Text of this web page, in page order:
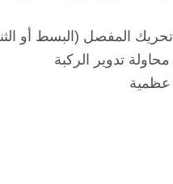
المفصل (البسط أو
تدوير الركبة